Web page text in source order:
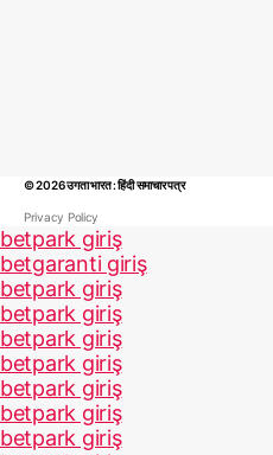
© 2026उगता भारत : हिंदी समाचार पत्र
Privacy Policy
betpark giriş
betgaranti giriş
betpark giriş
betpark giriş
betpark giriş
betpark giriş
betpark giriş
betpark giriş
betpark giriş